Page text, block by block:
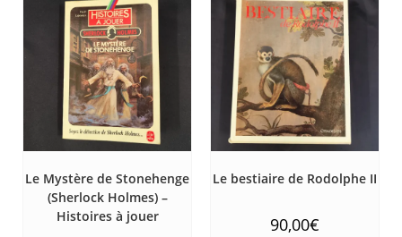
Le Mystère de Stonehenge
(Sherlock Holmes) –
Histoires à jouer
Le bestiaire de Rodolphe II
90,00€